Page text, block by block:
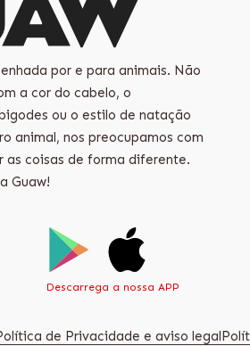
por e para animais. Não
a cor do cabelo, o
ou o estilo de natação
animal, nos preocupamos com
as coisas de forma diferente.
Guaw!
Descarrega a nossa APP
de Privacidade e aviso legal